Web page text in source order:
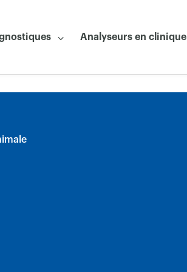
Analyseurs en clinique